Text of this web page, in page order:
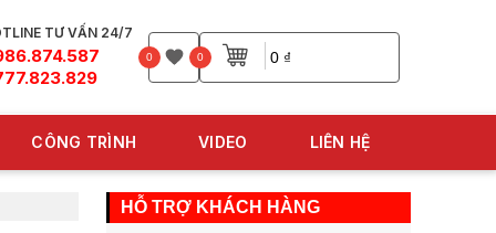
TƯ VẤN 24/7
0 0 ₫
0
CÔNG TRÌNH VIDEO LIÊN HỆ
HỖ TRỢ KHÁCH HÀNG